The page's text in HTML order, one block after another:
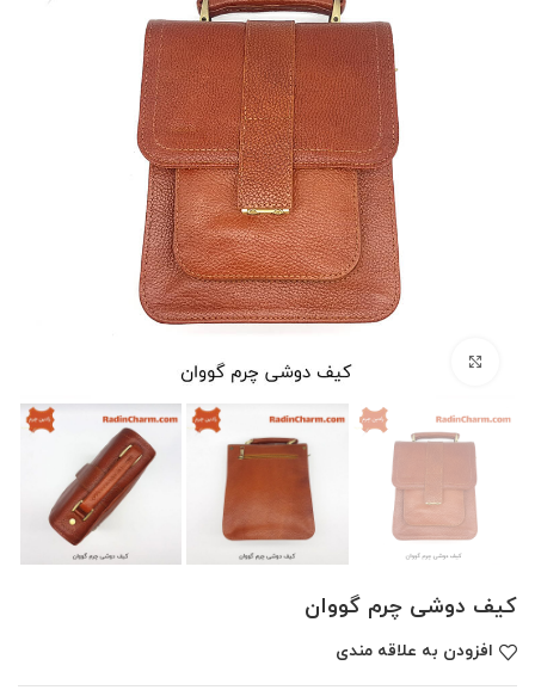
بزرگنمایی تصویر
کیف دوشی چرم گووان
افزودن به علاقه مندی